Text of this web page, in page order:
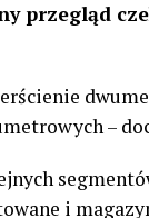
przegląd
–
i